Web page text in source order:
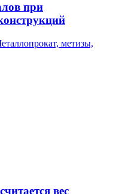
при
метизы,
вес